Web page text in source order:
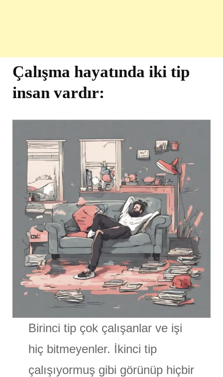
Çalışma hayatında iki tip
insan vardır:
Birinci tip çok çalışanlar ve işi
hiç bitmeyenler. İkinci tip
çalışıyormuş gibi görünüp hiçbir